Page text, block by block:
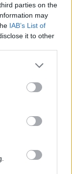
parties on the
may
IAB’s List of
it to other
που
Μήλο
ΕΟΘΑ για
αλλά